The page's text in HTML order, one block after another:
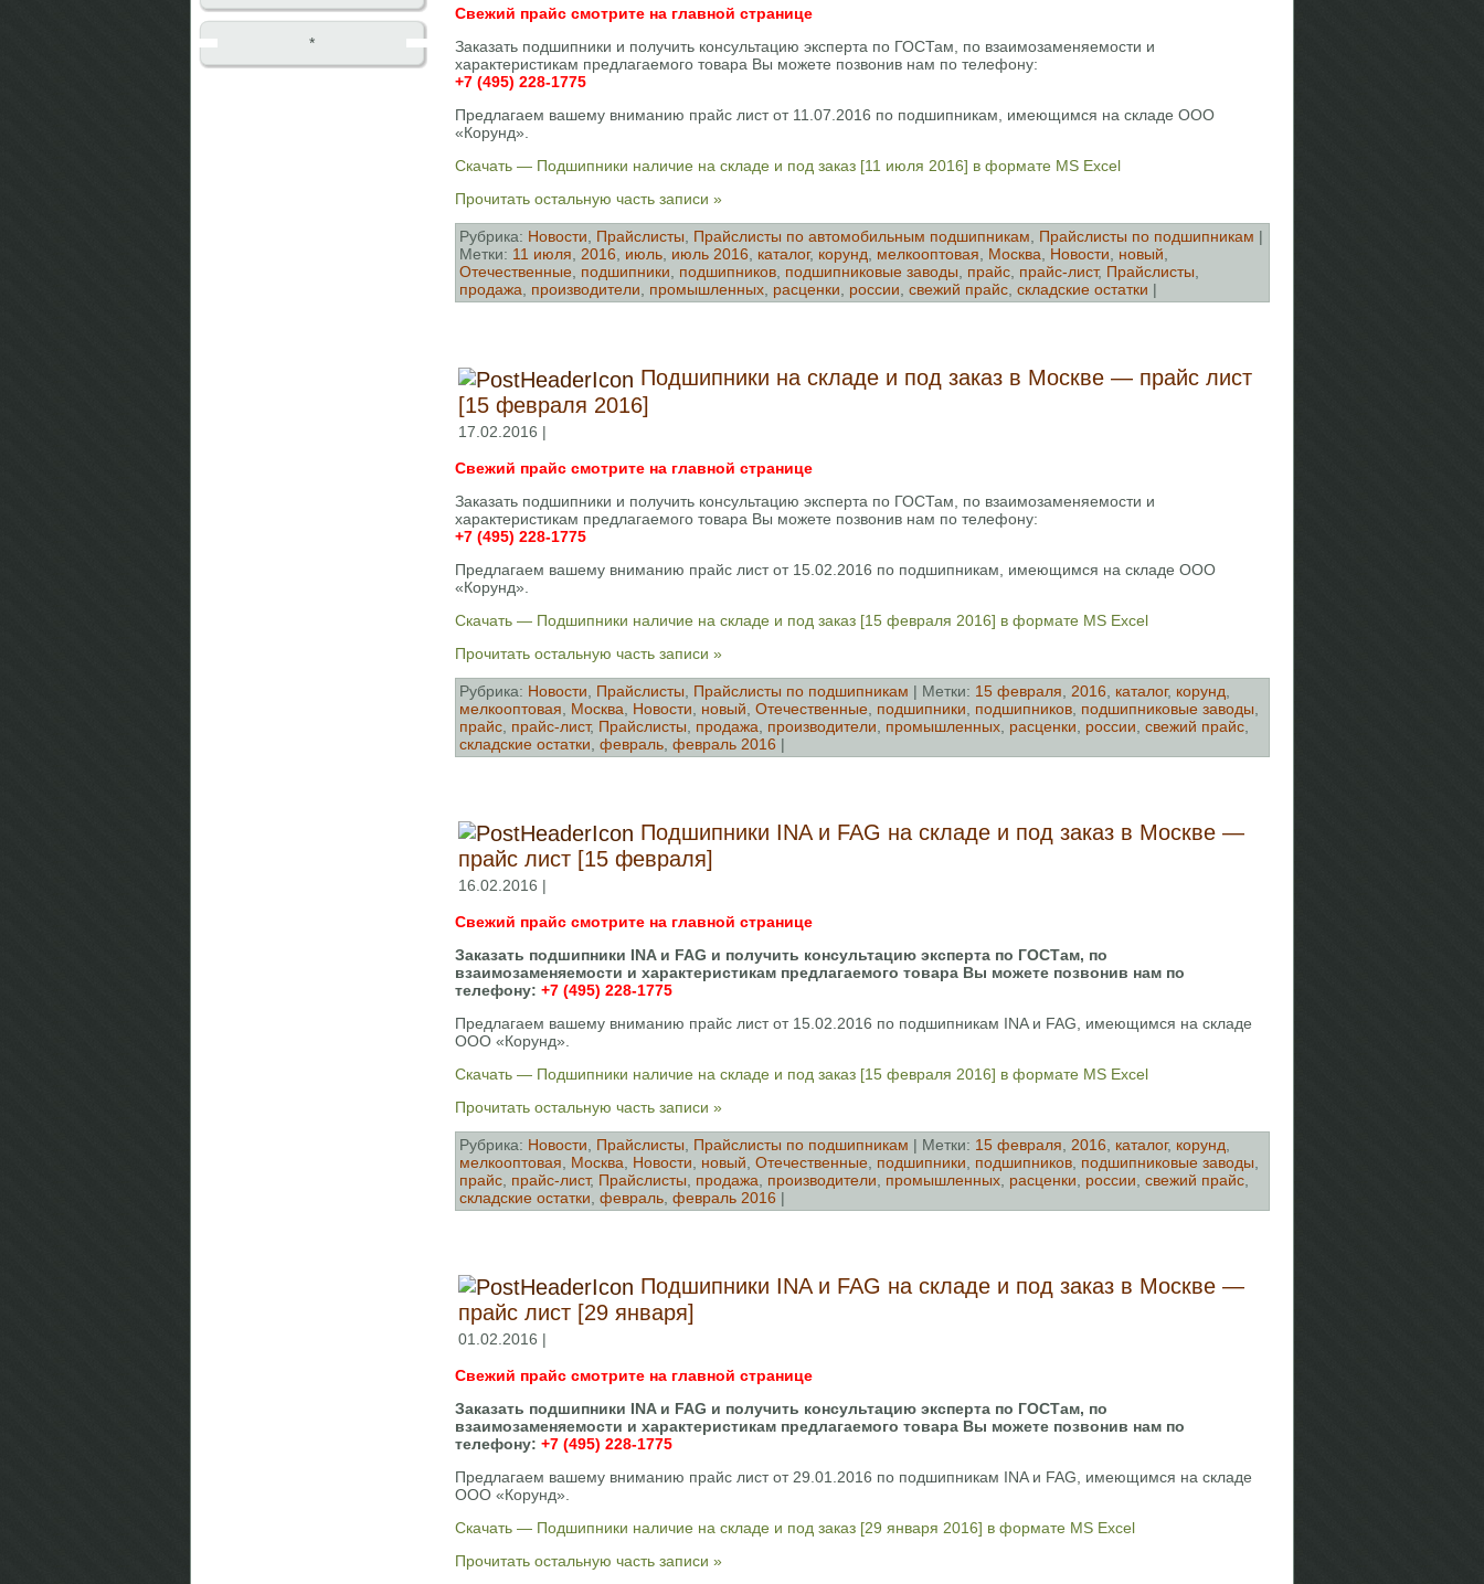
*
Свежий прайс смотрите на главной странице
Заказать подшипники и получить консультацию эксперта по ГОСТам, по взаимозаменяемости и
характеристикам предлагаемого товара Вы можете позвонив нам по телефону:
+7 (495) 228-1775
Предлагаем вашему вниманию прайс лист от 11.07.2016 по подшипникам, имеющимся на складе ООО
«Корунд».
Скачать — Подшипники наличие на складе и под заказ [11 июля 2016] в формате MS Excel
Прочитать остальную часть записи »
Рубрика: Новости, Прайслисты, Прайслисты по автомобильным подшипникам, Прайслисты по подшипникам |
Метки: 11 июля, 2016, июль, июль 2016, каталог, корунд, мелкооптовая, Москва, Новости, новый,
Отечественные, подшипники, подшипников, подшипниковые заводы, прайс, прайс-лист, Прайслисты,
продажа, производители, промышленных, расценки, россии, свежий прайс, складские остатки |
Подшипники на складе и под заказ в Москве — прайс лист
[15 февраля 2016]
17.02.2016 |
Свежий прайс смотрите на главной странице
Заказать подшипники и получить консультацию эксперта по ГОСТам, по взаимозаменяемости и
характеристикам предлагаемого товара Вы можете позвонив нам по телефону:
+7 (495) 228-1775
Предлагаем вашему вниманию прайс лист от 15.02.2016 по подшипникам, имеющимся на складе ООО
«Корунд».
Скачать — Подшипники наличие на складе и под заказ [15 февраля 2016] в формате MS Excel
Прочитать остальную часть записи »
Рубрика: Новости Прайслисты Прайслисты по подшипникам | Метки: 15 февраля 2016 каталог, корунд
мелкооптовая
Москва Новости новый Отечественные подшипники подшипников подшипниковые заводы
прайс прайс-лист, Прайслисты продажа производители промышленных расценки россии свежий прайс
складские остатки февраль февраль 2016 |
Подшипники INA и FAG на складе и под заказ в Москве —
прайс лист [15 февраля]
16.02.2016 |
Свежий прайс смотрите на главной странице
Заказать подшипники INA и FAG и получить консультацию эксперта по ГОСТам, по
взаимозаменяемости и характеристикам предлагаемого товара Вы можете позвонив нам по
телефону: +7 (495) 228-1775
Предлагаем вашему вниманию прайс лист от 15.02.2016 по подшипникам INA и FAG, имеющимся на складе
ООО «Корунд».
Скачать — Подшипники наличие на складе и под заказ [15 февраля 2016] в формате MS Excel
Прочитать остальную часть записи »
Рубрика: Новости Прайслисты Прайслисты по подшипникам | Метки: 15 февраля 2016 каталог, корунд
мелкооптовая
Москва Новости новый Отечественные подшипники подшипников подшипниковые заводы
прайс прайс-лист, Прайслисты продажа производители промышленных расценки россии свежий прайс
складские остатки февраль февраль 2016 |
Подшипники INA и FAG на складе и под заказ в Москве —
прайс лист [29 января]
01.02.2016 |
Свежий прайс смотрите на главной странице
Заказать подшипники INA и FAG и получить консультацию эксперта по ГОСТам, по
взаимозаменяемости и характеристикам предлагаемого товара Вы можете позвонив нам по
телефону: +7 (495) 228-1775
Предлагаем вашему вниманию прайс лист от 29.01.2016 по подшипникам INA и FAG, имеющимся на складе
ООО «Корунд».
Скачать — Подшипники наличие на складе и под заказ [29 января 2016] в формате MS Excel
Прочитать остальную часть записи »